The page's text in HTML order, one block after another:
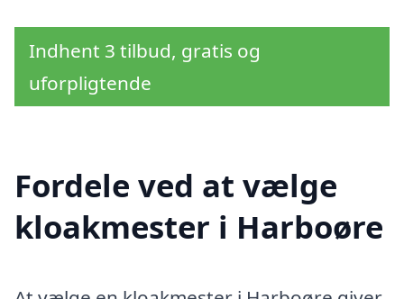
Indhent 3 tilbud, gratis og
uforpligtende
Fordele ved at vælge
kloakmester i Harboøre